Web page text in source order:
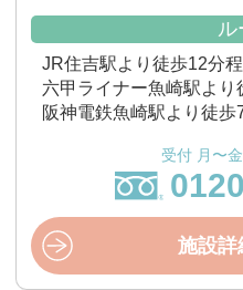
ル
JR住吉駅より徒歩12分
六甲ライナー魚崎駅より
阪神電鉄魚崎駅より徒歩
受付 月〜
施設詳